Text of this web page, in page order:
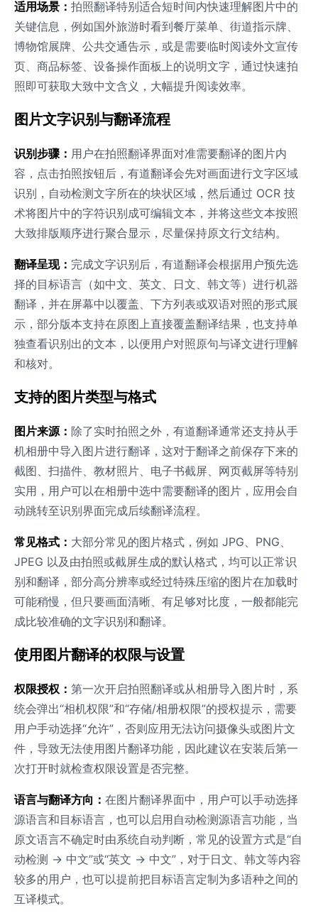
适用场景： 拍照翻译特别适合短时间内快速理解图片中的
关键信息，例如国外旅游时看到餐厅菜单、街道指示牌、
博物馆展牌、公共交通告示，或是需要临时阅读外文宣传
页、商品标签、设备操作面板上的说明文字，通过快速拍
照即可获取大致中文含义，大幅提升阅读效率。
图片文字识别与翻译流程
识别步骤： 用户在拍照翻译界面对准需要翻译的图片内
容，点击拍照按钮后，有道翻译会先对画面进行文字区域
识别，自动检测文字所在的块状区域，然后通过 OCR 技
术将图片中的字符识别成可编辑文本，并将这些文本按照
大致排版顺序进行聚合显示，尽量保持原文行文结构。
翻译呈现： 完成文字识别后，有道翻译会根据用户预先选
择的目标语言（如中文、英文、日文、韩文等）进行机器
翻译，并在屏幕中以覆盖、下方列表或双语对照的形式展
示，部分版本支持在原图上直接覆盖翻译结果，也支持单
独查看识别出的文本，以便用户对照原句与译文进行理解
和核对。
支持的图片类型与格式
图片来源： 除了实时拍照之外，有道翻译通常还支持从手
机相册中导入图片进行翻译，这对于翻译之前保存下来的
截图、扫描件、教材照片、电子书截屏、网页截屏等特别
实用，用户可以在相册中选中需要翻译的图片，应用会自
动跳转至识别界面完成后续翻译流程。
常见格式： 大部分常见的图片格式，例如 JPG、PNG、
JPEG 以及由拍照或截屏生成的默认格式，均可以正常识
别和翻译，部分高分辨率或经过特殊压缩的图片在加载时
可能稍慢，但只要画面清晰、有足够对比度，一般都能完
成比较准确的文字识别和翻译。
使用图片翻译的权限与设置
权限授权： 第一次开启拍照翻译或从相册导入图片时，系
统会弹出“相机权限”和“存储/相册权限”的授权提示，需要
用户手动选择“允许”，否则应用无法访问摄像头或图片文
件，导致无法使用图片翻译功能，因此建议在安装后第一
次打开时就检查权限设置是否完整。
语言与翻译方向： 在图片翻译界面中，用户可以手动选择
源语言和目标语言，也可以启用自动检测源语言功能，当
原文语言不确定时由系统自动判断，常见的设置方式是“自
动检测 → 中文”或“英文 → 中文”，对于日文、韩文等内容
较多的用户，也可以提前把目标语言定制为多语种之间的
互译模式。